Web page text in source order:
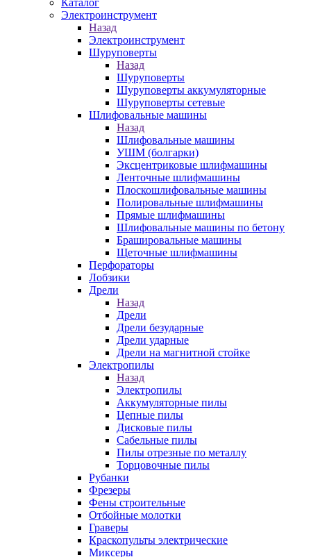
Каталог
Электроинструмент
Назад
Электроинструмент
Шуруповерты
Назад
Шуруповерты
Шуруповерты аккумуляторные
Шуруповерты сетевые
Шлифовальные машины
Назад
Шлифовальные машины
УШМ (болгарки)
Эксцентриковые шлифмашины
Ленточные шлифмашины
Плоскошлифовальные машины
Полировальные шлифмашины
Прямые шлифмашины
Шлифовальные машины по бетону
Брашировальные машины
Щеточные шлифмашины
Перфораторы
Лобзики
Дрели
Назад
Дрели
Дрели безударные
Дрели ударные
Дрели на магнитной стойке
Электропилы
Назад
Электропилы
Аккумуляторные пилы
Цепные пилы
Дисковые пилы
Сабельные пилы
Пилы отрезные по металлу
Торцовочные пилы
Рубанки
Фрезеры
Фены строительные
Отбойные молотки
Граверы
Краскопульты электрические
Миксеры